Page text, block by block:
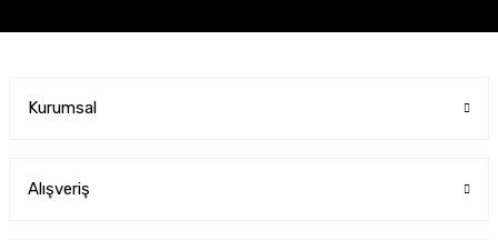
Kurumsal
Alışveriş